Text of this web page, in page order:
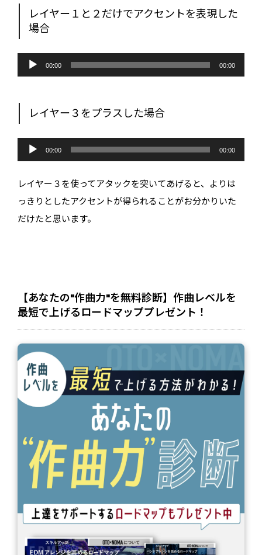
レイヤー１と２だけでアクセントを表現した
場合
音
プ
ヤ
00:00 00:00
レイヤー３をプラスした場合
音
プ
ヤ
00:00 00:00
レイヤー３を使ってアタックを突いてあげると、よりは
っきりとしたアクセントが得られることがお分かりいた
だけたと思います。
【あなたの"作曲力"を無料診断】作曲レベルを
最短で上げるロードマッププレゼント！